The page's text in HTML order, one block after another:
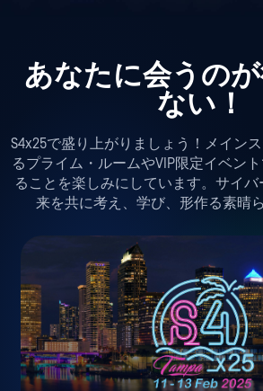
あなたに会うの
ない！
S4x25で盛り上がりましょう！メイン
るプライム・ルームやVIP限定イベン
ることを楽しみにしています。サイ
来を共に考え、学び、形作る素晴